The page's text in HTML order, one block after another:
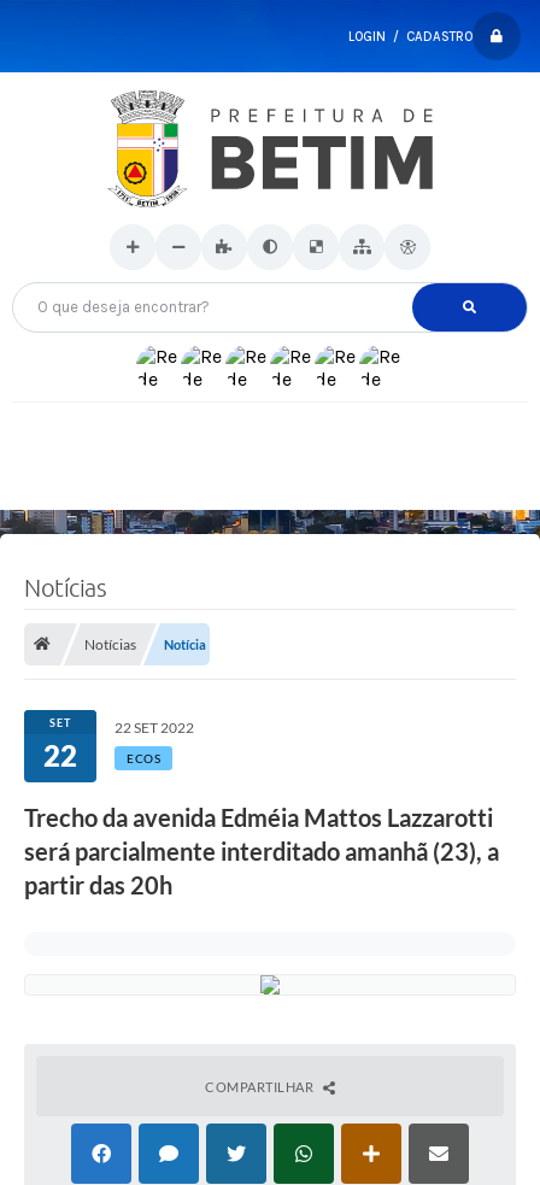
LOGIN / CADASTRO
O que deseja encontrar?
Notícias
Notícias Notícia
SET
22
22 SET 2022
ECOS
Trecho da avenida Edméia Mattos Lazzarotti
será parcialmente interditado amanhã (23), a
partir das 20h
COMPARTILHAR